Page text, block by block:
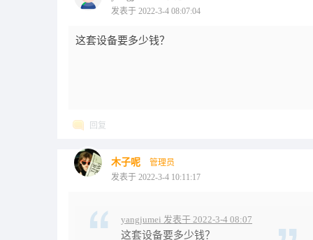
发表于 2022-3-4 08:07:04
这套设备要多少钱？
回复
木子呢
管理员
发表于 2022-3-4 10:11:17
yangjumei 发表于 2022-3-4 08:07
这套设备要多少钱？